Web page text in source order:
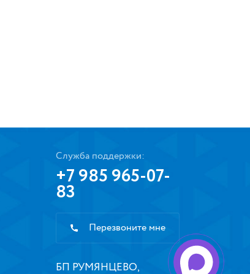
Служба поддержки:
+7 985 965-07-
83
Перезвоните мне
БП РУМЯНЦЕВО,